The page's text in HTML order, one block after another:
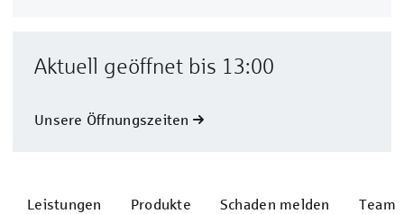
Aktuell geöffnet bis 13:00
Unsere Öffnungszeiten
Leistungen Produkte Schaden melden Team